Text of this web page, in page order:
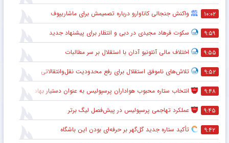
۱۰:۰۲ واکنش جنجالی کاناوارو درباره تصمیمش برای ماشاریپوف
۹:۵۹ سکوت فرهاد مجیدی در دبی و انتظار برای پیشنهاد جدید
۹:۵۵ اختلاف مالی آنتونیو آدان با استقلال بر سر مطالبات
۹:۵۲ تلاش‌های ناموفق استقلال برای رفع محدودیت نقل‌وانتقالاتی
۹:۴۸ انتخاب ستاره محبوب هواداران پرسپولیس به عنوان دستیار بهادر عبدی
۹:۴۵ عملکرد تهاجمی پرسپولیس در پیش‌فصل لیگ برتر
۹:۴۲ تأکید ستاره جدید گل‌گهر بر حرفه‌ای بودن این باشگاه